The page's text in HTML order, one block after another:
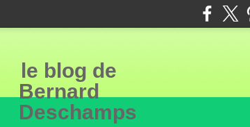
le blog de
Bernard
Deschamps